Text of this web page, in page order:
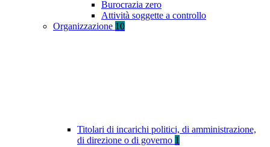
Burocrazia zero
Attività soggette a controllo
Organizzazione 10
Titolari di incarichi politici, di amministrazione,
di direzione o di governo 1